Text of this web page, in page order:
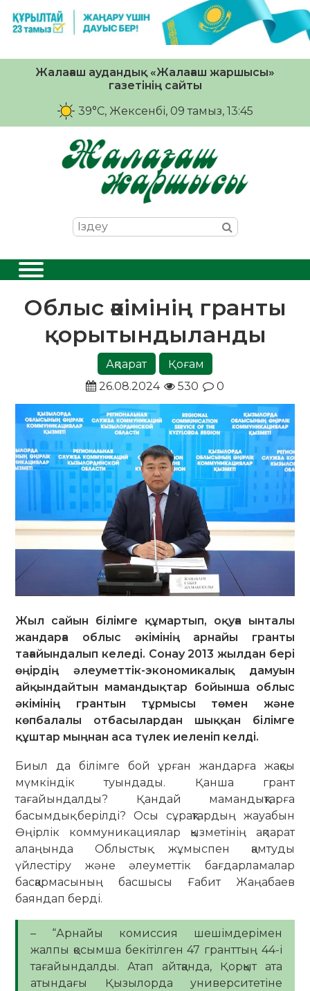
Жалағаш аудандық «Жалағаш жаршысы»
газетінің сайты
39°C, Жексенбі, 09 тамыз, 13:45
Облыс әкімінің гранты
қорытындыланды
Ақпарат
Қоғам
26.08.2024
530 0
Жыл сайын білімге құмартып, оқуға ынталы
жандарға облыс әкімінің арнайы гранты
тағайындалып келеді. Сонау 2013 жылдан бері
өңірдің әлеуметтік-экономикалық дамуын
айқындайтын мамандықтар бойынша облыс
әкімінің грантын тұрмысы төмен және
көпбалалы отбасылардан шыққан білімге
құштар мыңнан аса түлек иеленіп келді.
Биыл да білімге бой ұрған жандарға жақсы
мүмкіндік туындады. Қанша грант
тағайындалды? Қандай мамандықтарға
басымдық берілді? Осы сұрақтардың жауабын
Өңірлік коммуникациялар қызметінің ақпарат
алаңында Облыстық жұмыспен қамтуды
үйлестіру және әлеуметтік бағдарламалар
басқармасының басшысы Ғабит Жаңабаев
баяндап берді.
– “Арнайы комиссия шешімдерімен
жалпы қосымша бекітілген 47 гранттың 44-і
тағайындалды. Атап айтқанда, Қорқыт ата
атындағы Қызылорда университетіне